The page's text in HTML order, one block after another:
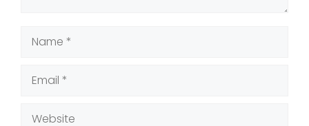
Name
Email
Website